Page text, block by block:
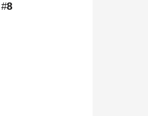
#8